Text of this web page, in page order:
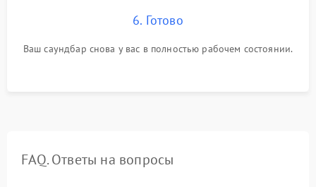
6. Готово
Ваш саундбар снова у вас в полностью рабочем состоянии.
FAQ. Ответы на вопросы